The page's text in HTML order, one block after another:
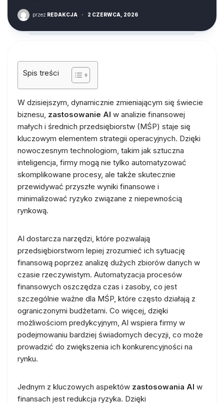
przez REDAKCJA · 2 CZERWCA, 2026
Spis treści
W dzisiejszym, dynamicznie zmieniającym się świecie
biznesu, zastosowanie AI w analizie finansowej
małych i średnich przedsiębiorstw (MŚP) staje się
kluczowym elementem strategii operacyjnych. Dzięki
nowoczesnym technologiom, takim jak sztuczna
inteligencja, firmy mogą nie tylko automatyzować
skomplikowane procesy, ale także skutecznie
przewidywać przyszłe wyniki finansowe i
minimalizować ryzyko związane z niepewnością
rynkową.
AI dostarcza narzędzi, które pozwalają
przedsiębiorstwom lepiej zrozumieć ich sytuację
finansową poprzez analizę dużych zbiorów danych w
czasie rzeczywistym. Automatyzacja procesów
finansowych oszczędza czas i zasoby, co jest
szczególnie ważne dla MŚP, które często działają z
ograniczonymi budżetami. Co więcej, dzięki
możliwościom predykcyjnym, AI wspiera firmy w
podejmowaniu bardziej świadomych decyzji, co może
prowadzić do zwiększenia ich konkurencyjności na
rynku.
Jednym z kluczowych aspektów zastosowania AI w
finansach jest redukcja ryzyka. Dzięki